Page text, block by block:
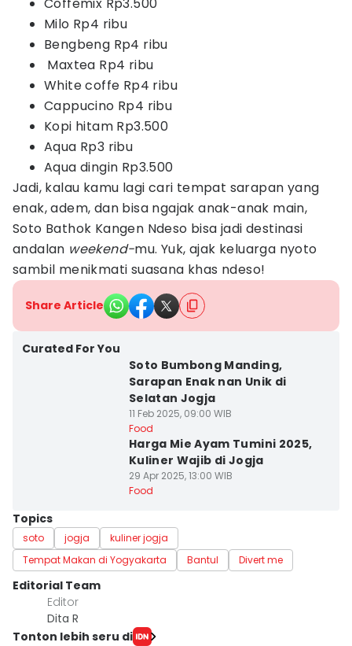
Milo Rp4 ribu
Bengbeng Rp4 ribu
Maxtea Rp4 ribu
White coffe Rp4 ribu
Cappucino Rp4 ribu
Kopi hitam Rp3.500
Aqua Rp3 ribu
Aqua dingin Rp3.500
Jadi, kalau kamu lagi cari tempat sarapan yang
enak, adem, dan bisa ngajak anak-anak main,
Soto Bathok Kangen Ndeso bisa jadi destinasi
andalan weekend-mu. Yuk, ajak keluarga nyoto
sambil menikmati suasana khas ndeso!
Share Article
Curated For You
Soto Bumbong Manding,
Sarapan Enak nan Unik di
Selatan Jogja
11 Feb 2025, 09:00 WIB
Food
Harga Mie Ayam Tumini 2025,
Kuliner Wajib di Jogja
29 Apr 2025, 13:00 WIB
Food
Topics
soto jogja
kuliner jogja
Tempat Makan di Yogyakarta
Bantul Divert me
Editorial Team
Editor
Dita R
Tonton lebih seru di